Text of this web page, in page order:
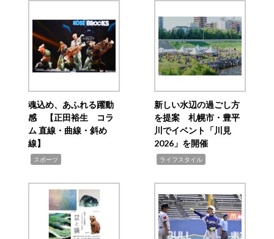
魂込め、あふれる躍動
感 【正田裕生 コラ
ム 直線・曲線・斜め
線】
スポーツ
新しい水辺の過ごし方
を提案 札幌市・豊平
川でイベント「川見
2026」を開催
ライフスタイル